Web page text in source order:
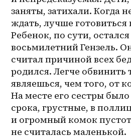
заняты, затихали. Когда
ждать, лучше готовиться
Ребенок, по сути,
восьмилетний Гензель.
считал причиной всех
родился. Легче обвинить
являешься, чем того, от
На месте его сестры
срока, грустные, в
и огромный комок
не считалась маленькой.